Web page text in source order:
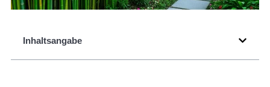
Inhaltsangabe